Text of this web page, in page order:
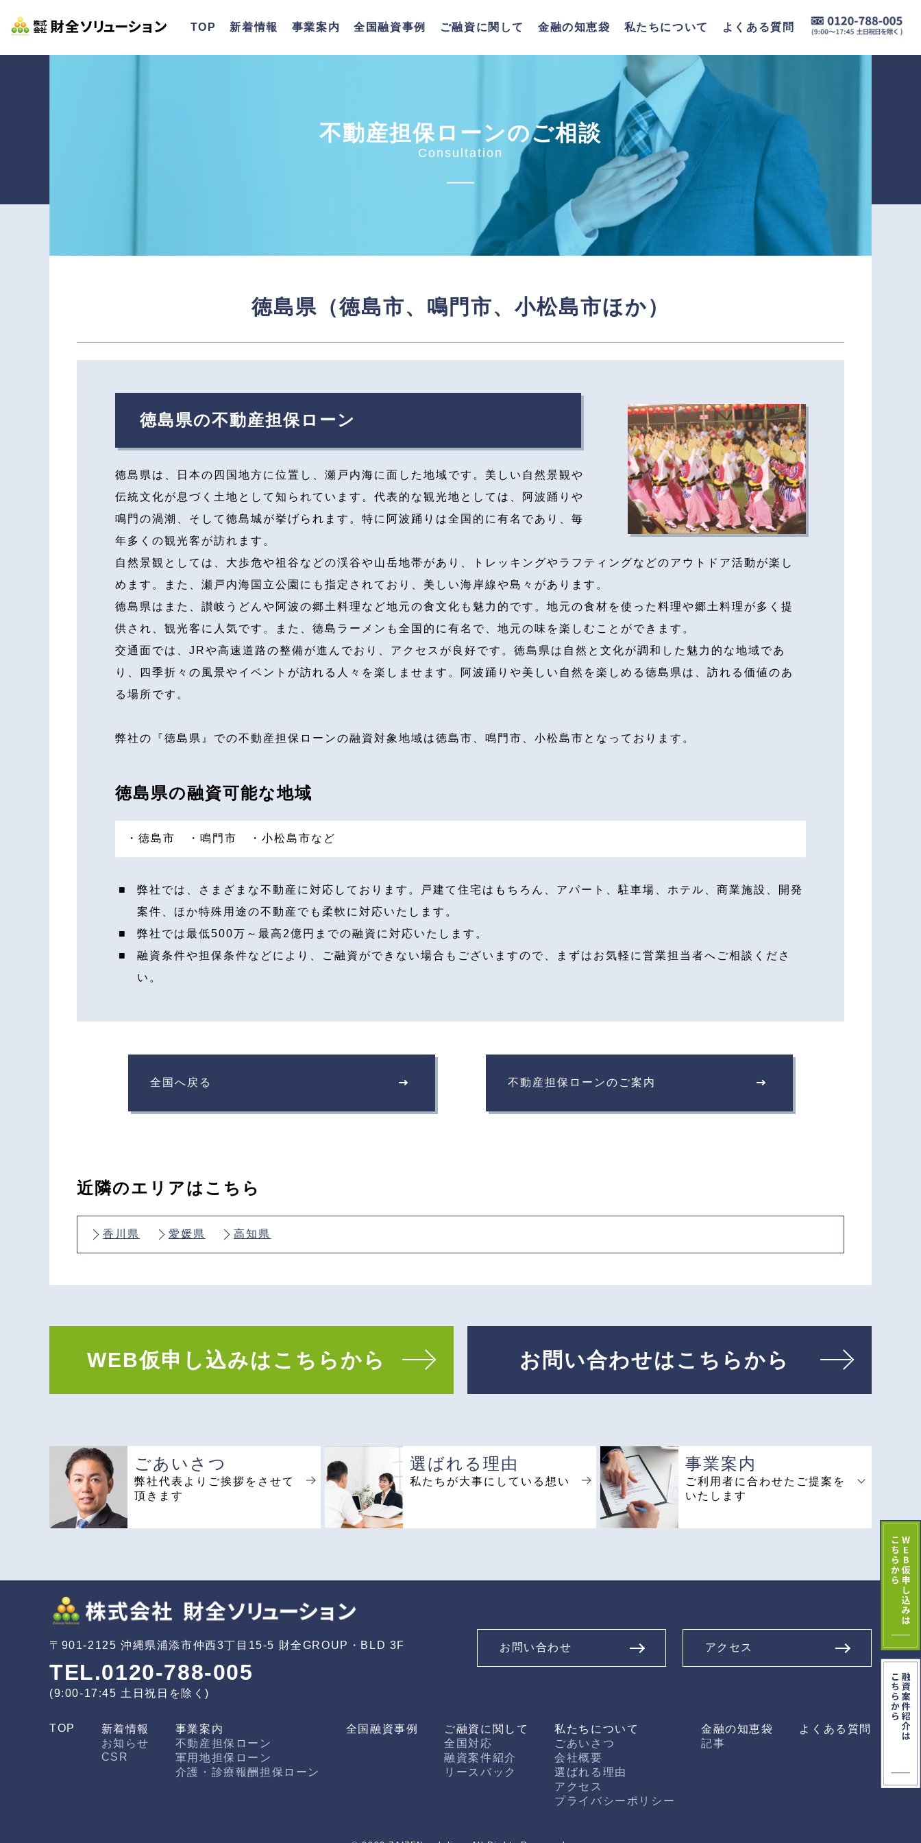
TOP 新着情報 事業案内 全国融資事例 ご融資に関して 金融の知恵袋 私たちについて よくある質問
> 不動産担保ローンのご相談 > 徳島県
不動産担保ローンのご相談
Consultation
徳島県（徳島市、鳴門市、小松島市ほか）
徳島県の不動産担保ローン
徳島県は、日本の四国地方に位置し、瀬戸内海に面した地域です。美しい自然景観や
伝統文化が息づく土地として知られています。代表的な観光地としては、阿波踊りや
鳴門の渦潮、そして徳島城が挙げられます。特に阿波踊りは全国的に有名であり、毎
年多くの観光客が訪れます。
自然景観としては、大歩危や祖谷などの渓谷や山岳地帯があり、トレッキングやラフティングなどのアウトドア活動が楽し
めます。また、瀬戸内海国立公園にも指定されており、美しい海岸線や島々があります。
徳島県はまた、讃岐うどんや阿波の郷土料理など地元の食文化も魅力的です。地元の食材を使った料理や郷土料理が多く提
供され、観光客に人気です。また、徳島ラーメンも全国的に有名で、地元の味を楽しむことができます。
交通面では、JRや高速道路の整備が進んでおり、アクセスが良好です。徳島県は自然と文化が調和した魅力的な地域であ
り、四季折々の風景やイベントが訪れる人々を楽しませます。阿波踊りや美しい自然を楽しめる徳島県は、訪れる価値のあ
る場所です。
弊社の『徳島県』での不動産担保ローンの融資対象地域は徳島市、鳴門市、小松島市となっております。
徳島県の融資可能な地域
・徳島市 ・鳴門市 ・小松島市など
弊社では、さまざまな不動産に対応しております。戸建て住宅はもちろん、アパート、駐車場、ホテル、商業施設、開発
案件、ほか特殊用途の不動産でも柔軟に対応いたします。
弊社では最低500万～最高2億円までの融資に対応いたします。
融資条件や担保条件などにより、ご融資ができない場合もございますので、まずはお気軽に営業担当者へご相談くださ
い。
全国へ戻る 不動産担保ローンのご案内
近隣のエリアはこちら
香川県 愛媛県 高知県
WEB仮申し込みはこちらから お問い合わせはこちらから
ごあいさつ
弊社代表よりご挨拶 をさせて
頂きます
選ばれる理由
私たちが大事にしている想い
事業案内
ご利用者に合わせたご提案を
いたします
〒901-2125 沖縄県浦添市仲西3丁目15-5 財全GROUP・BLD 3F
TEL.0120-788-005
(9:00-17:45 土日祝日を除く)
お問い合わせ アクセス
TOP
新着情報
お知らせ
CSR
事業案内
不動産担保ローン
軍用地担保ローン
介護・診療報酬担保ローン
全国融資事例
ご融資に関して
全国対応
融資案件紹介
リースバック
私たちについて
ごあいさつ
会社概要
選ばれる理由
アクセス
プライバシーポリシー
金融の知恵袋
記事
よくある質問